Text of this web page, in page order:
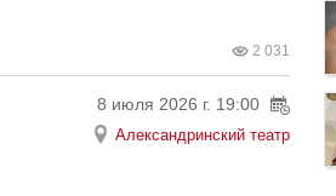
2 031
8 июля 2026 г. 19:00
Александринский театр